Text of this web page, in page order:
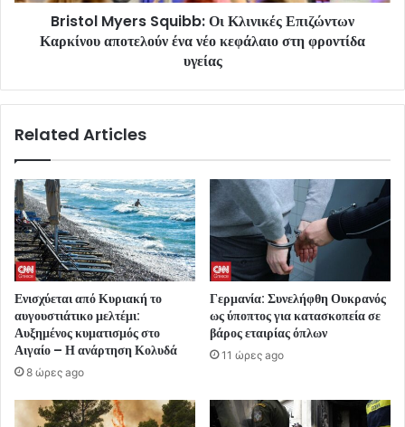
Bristol Myers Squibb: Οι Κλινικές Επιζώντων
Καρκίνου αποτελούν ένα νέο κεφάλαιο στη φροντίδα
υγείας
Related Articles
Ενισχύεται από Κυριακή το
αυγουστιάτικο μελτέμι:
Αυξημένος κυματισμός στο
Αιγαίο – Η ανάρτηση Κολυδά
8 ώρες ago
Γερμανία: Συνελήφθη Ουκρανός
ως ύποπτος για κατασκοπεία σε
βάρος εταιρίας όπλων
11 ώρες ago